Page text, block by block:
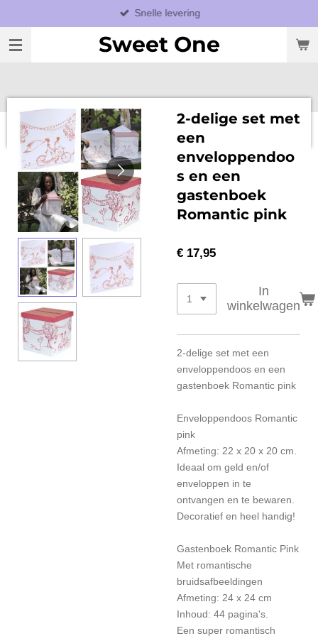
direct
naar
Sweet One
Snelle levering
2-delige set met
een
enveloppendoo
s en een
gastenboek
Romantic pink
€ 17,95
In
winkelwagen
2-delige set met een
enveloppendoos en een
gastenboek Romantic pink
Enveloppendoos Romantic
pink
Afmeting: 22 x 20 x 20 cm.
Ideaal om geld en/of
enveloppen in te
ontvangen en te bewaren.
Decoratief en heel handig!
Gastenboek Romantic Pink
Met romantische
bruidsafbeeldingen
Afmeting: 24 x 24 cm
Inhoud: 44 pagina's.
Een super romantisch